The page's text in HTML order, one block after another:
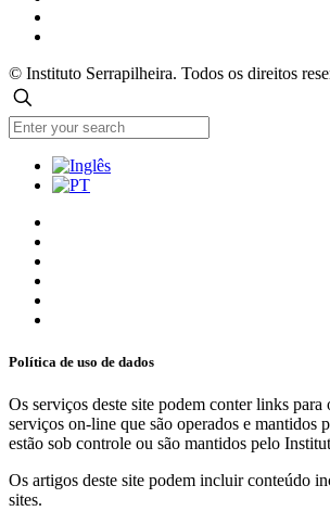
© Instituto Serrapilheira. Todos os direitos
Política de uso de dados
Os serviços deste site podem conter links para
serviços on-line que são operados e mantidos
estão sob controle ou são mantidos pelo
Os artigos deste site podem incluir conteúdo
sites.